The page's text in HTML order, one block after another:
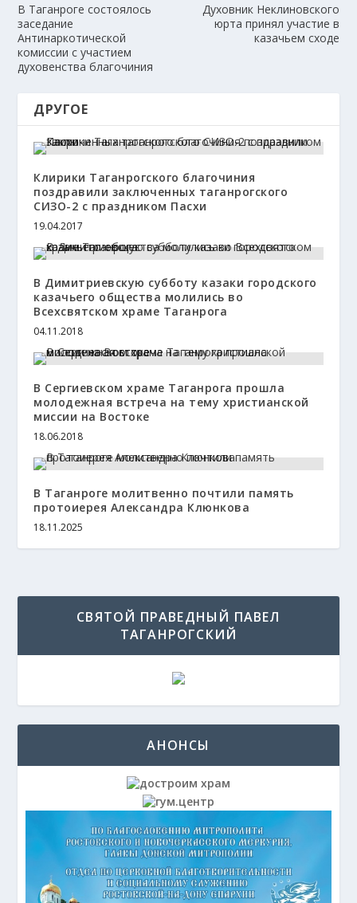
В Таганроге состоялось
заседание
Антинаркотической
комиссии с участием
духовенства благочиния
Духовник Неклиновского
юрта принял участие в
казачьем сходе
ДРУГОЕ
Клирики Таганрогского благочиния
поздравили заключенных таганрогского
СИЗО-2 с праздником Пасхи
19.04.2017
В Димитриевскую субботу казаки городского
казачьего общества молились во
Всехсвятском храме Таганрога
04.11.2018
В Сергиевском храме Таганрога прошла
молодежная встреча на тему христианской
миссии на Востоке
18.06.2018
В Таганроге молитвенно почтили память
протоиерея Александра Клюнкова
18.11.2025
СВЯТОЙ ПРАВЕДНЫЙ ПАВЕЛ
ТАГАНРОГСКИЙ
АНОНСЫ